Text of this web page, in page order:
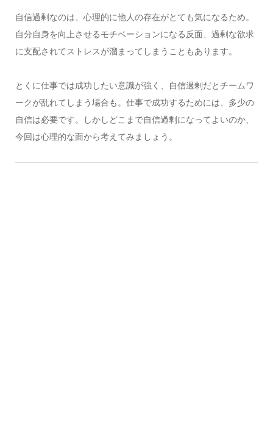
自信過剰なのは、心理的に他人の存在がとても気になるため。
自分自身を向上させるモチベーションになる反面、過剰な欲求
に支配されてストレスが溜まってしまうこともあります。
とくに仕事では成功したい意識が強く、自信過剰だとチームワ
ークが乱れてしまう場合も。仕事で成功するためには、多少の
自信は必要です。しかしどこまで自信過剰になってよいのか、
今回は心理的な面から考えてみましょう。